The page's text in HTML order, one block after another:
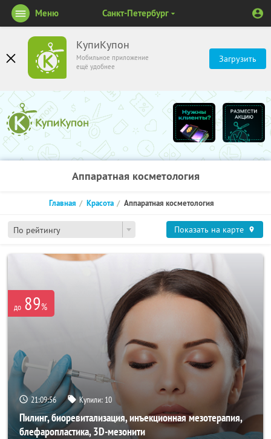
КупиКупон
Мобильное приложение
ещё удобнее
Загрузить
Меню Санкт-Петербург
Аппаратная косметология
По рейтингу
Главная Красота Аппаратная косметология
Показать на карте
до 89%
21:09:55 Купили: 10
Пилинг, биоревитализация, инъекционная мезотерапия,
блефаропластика, 3D-мезонити